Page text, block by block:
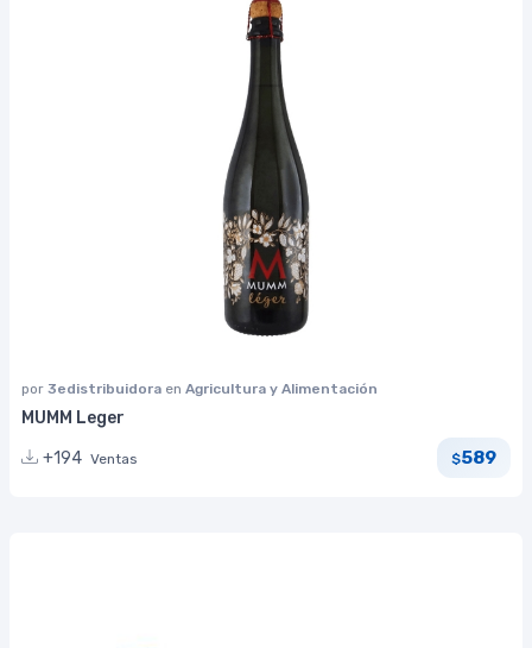
por 3edistribuidora en Agricultura y Alimentación
MUMM Leger
+194 Ventas $589